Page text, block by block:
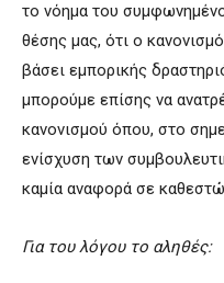
το νόημα του
θέσης μας, ότι ο
βάσει εμπορικής
μπορούμε επίσης να
κανονισμού όπου, στο
ενίσχυση των
καμία αναφορά σε
Για του λόγου το αληθές: